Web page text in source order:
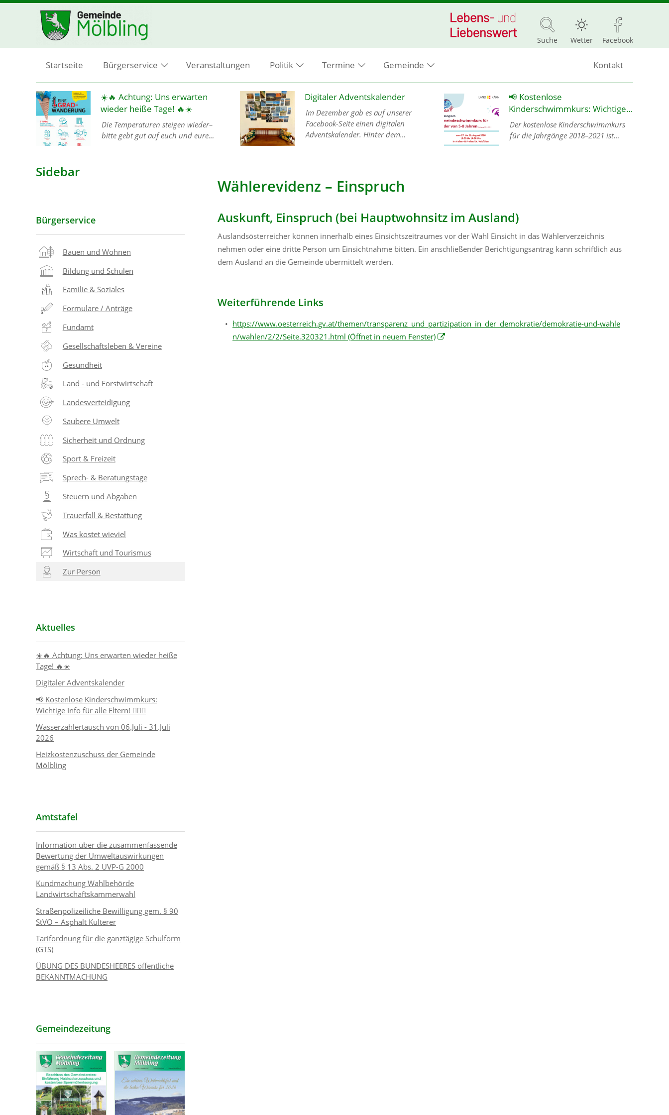
Suche Wetter Facebook
Startseite Bürgerservice Veranstaltungen Politik Termine Gemeinde Kontakt
☀️🔥 Achtung: Uns erwarten
wieder heiße Tage! 🔥☀️
Die Temperaturen steigen wieder–
bitte gebt gut auf euch und eure
Digitaler Adventskalender
Im Dezember gab es auf unserer
Facebook-Seite einen digitalen
Adventskalender. Hinter dem
📢 Kostenlose
Kinderschwimmkurs: Wichtige
Info für alle Eltern! 🏊‍♂️👶
Der kostenlose Kinderschwimmkurs
für die Jahrgänge 2018–2021 ist
Wählerevidenz – Einspruch
Auskunft, Einspruch (bei Hauptwohnsitz im Ausland)
Auslandsösterreicher können innerhalb eines Einsichtszeitraumes vor der Wahl Einsicht in das Wählerverzeichnis
nehmen oder eine dritte Person um Einsichtnahme bitten. Ein anschließender Berichtigungsantrag kann schriftlich aus
dem Ausland an die Gemeinde übermittelt werden.
Weiterführende Links
https://www.oesterreich.gv.at/themen/transparenz_und_partizipation_in_der_demokratie/demokratie-und-wahle
n/wahlen/2/2/Seite.320321.html (Öffnet in neuem Fenster)
Sidebar
Bürgerservice
Bauen und Wohnen
Bildung und Schulen
Familie & Soziales
Formulare / Anträge
Fundamt
Gesellschaftsleben & Vereine
Gesundheit
Land - und Forstwirtschaft
Landesverteidigung
Saubere Umwelt
Sicherheit und Ordnung
Sport & Freizeit
Sprech- & Beratungstage
Steuern und Abgaben
Trauerfall & Bestattung
Was kostet wieviel
Wirtschaft und Tourismus
Zur Person
Aktuelles
☀️🔥 Achtung: Uns erwarten wieder heiße
Tage! 🔥☀️
Digitaler Adventskalender
📢 Kostenlose Kinderschwimmkurs:
Wichtige Info für alle Eltern! 🏊‍♂️👶
Wasserzählertausch von 06.Juli - 31.Juli
2026
Heizkostenzuschuss der Gemeinde
Mölbling
Amtstafel
Information über die zusammenfassende
Bewertung der Umweltauswirkungen
gemäß § 13 Abs. 2 UVP-G 2000
Kundmachung Wahlbehörde
Landwirtschaftskammerwahl
Straßenpolizeiliche Bewilligung gem. § 90
StVO – Asphalt Kulterer
Tarifordnung für die ganztägige Schulform
(GTS)
ÜBUNG DES BUNDESHEERES öffentliche
BEKANNTMACHUNG
Gemeindezeitung